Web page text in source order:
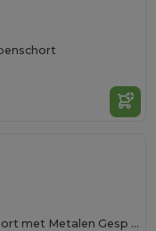
Katoenen Keukenschort met Metalen Gesp en Zakken